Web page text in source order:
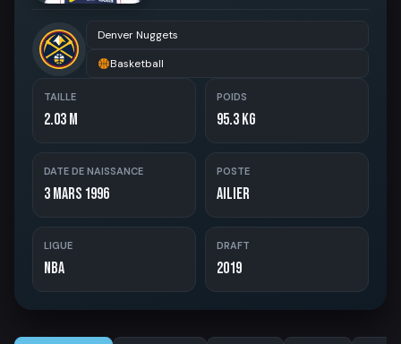
Denver Nuggets
Basketball
TAILLE
2.03 m
POIDS
95.3 kg
DATE DE NAISSANCE
3 Mars 1996
POSTE
Ailier
LIGUE
NBA
DRAFT
2019